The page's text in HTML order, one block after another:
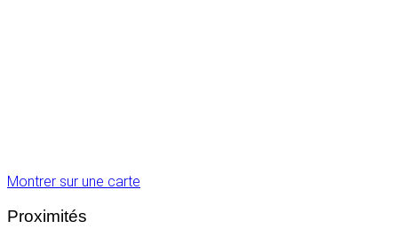
Montrer sur une carte
Proximités